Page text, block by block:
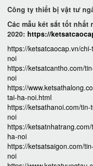
Công ty thiết bị vật tư
Các mẫu két sắt tốt nhất
2020: https://
https://ketsatcaocap.vn/
noi
https://ketsatcantho.com/
noi
https://
tai-ha-noi.html
https://ketsathanoi.com/
noi
https://
ha-noi
https://ketsatsaigon.com/
noi